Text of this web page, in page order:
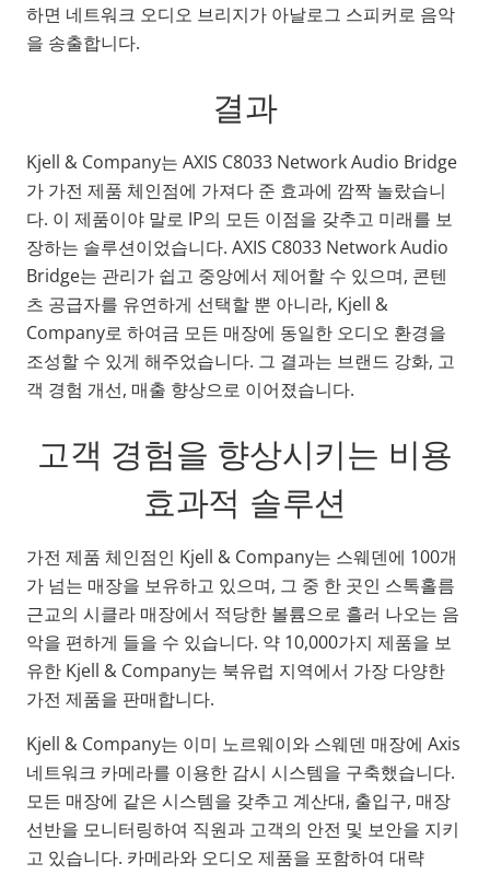
하면 네트워크 오디오 브리지가 아날로그 스피커로 음악
을 송출합니다.
결과
Kjell & Company는 AXIS C8033 Network Audio Bridge
가 가전 제품 체인점에 가져다 준 효과에 깜짝 놀랐습니
다. 이 제품이야 말로 IP의 모든 이점을 갖추고 미래를 보
장하는 솔루션이었습니다. AXIS C8033 Network Audio
Bridge는 관리가 쉽고 중앙에서 제어할 수 있으며, 콘텐
츠 공급자를 유연하게 선택할 뿐 아니라, Kjell &
Company로 하여금 모든 매장에 동일한 오디오 환경을
조성할 수 있게 해주었습니다. 그 결과는 브랜드 강화, 고
객 경험 개선, 매출 향상으로 이어졌습니다.
고객 경험을 향상시키는 비용
효과적 솔루션
가전 제품 체인점인 Kjell & Company는 스웨덴에 100개
가 넘는 매장을 보유하고 있으며, 그 중 한 곳인 스톡홀름
근교의 시클라 매장에서 적당한 볼륨으로 흘러 나오는 음
악을 편하게 들을 수 있습니다. 약 10,000가지 제품을 보
유한 Kjell & Company는 북유럽 지역에서 가장 다양한
가전 제품을 판매합니다.
Kjell & Company는 이미 노르웨이와 스웨덴 매장에 Axis
네트워크 카메라를 이용한 감시 시스템을 구축했습니다.
모든 매장에 같은 시스템을 갖추고 계산대, 출입구, 매장
선반을 모니터링하여 직원과 고객의 안전 및 보안을 지키
고 있습니다. 카메라와 오디오 제품을 포함하여 대략